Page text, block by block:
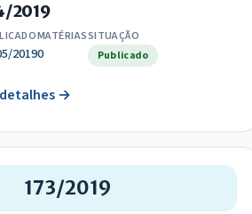
2019
2019
MATÉRIAS
0
SITUAÇÃO
Publicado
→
173/2019